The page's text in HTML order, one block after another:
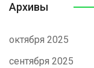
Архивы
октября 2025
сентября 2025